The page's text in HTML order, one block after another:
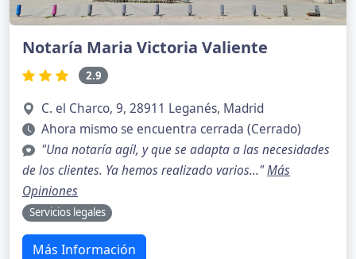
Notaría Maria Victoria Valiente
2.9
C. el Charco, 9, 28911 Leganés, Madrid
Ahora mismo se encuentra cerrada (Cerrado)
"Una notaría agíl, y que se adapta a las necesidades
de los clientes. Ya hemos realizado varios..."Más
Opiniones
Servicios legales
Más Información